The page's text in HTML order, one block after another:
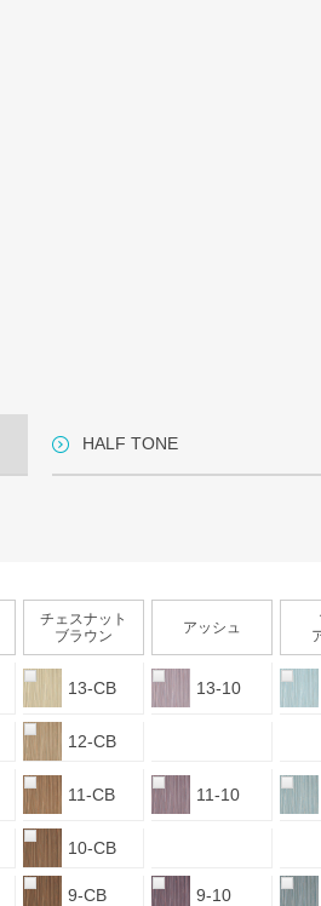
HALF TONE
チェスナット
ブラウン
アッシュ
13-CB 13-10
12-CB
11-CB 11-10
10-CB
9-CB 9-10